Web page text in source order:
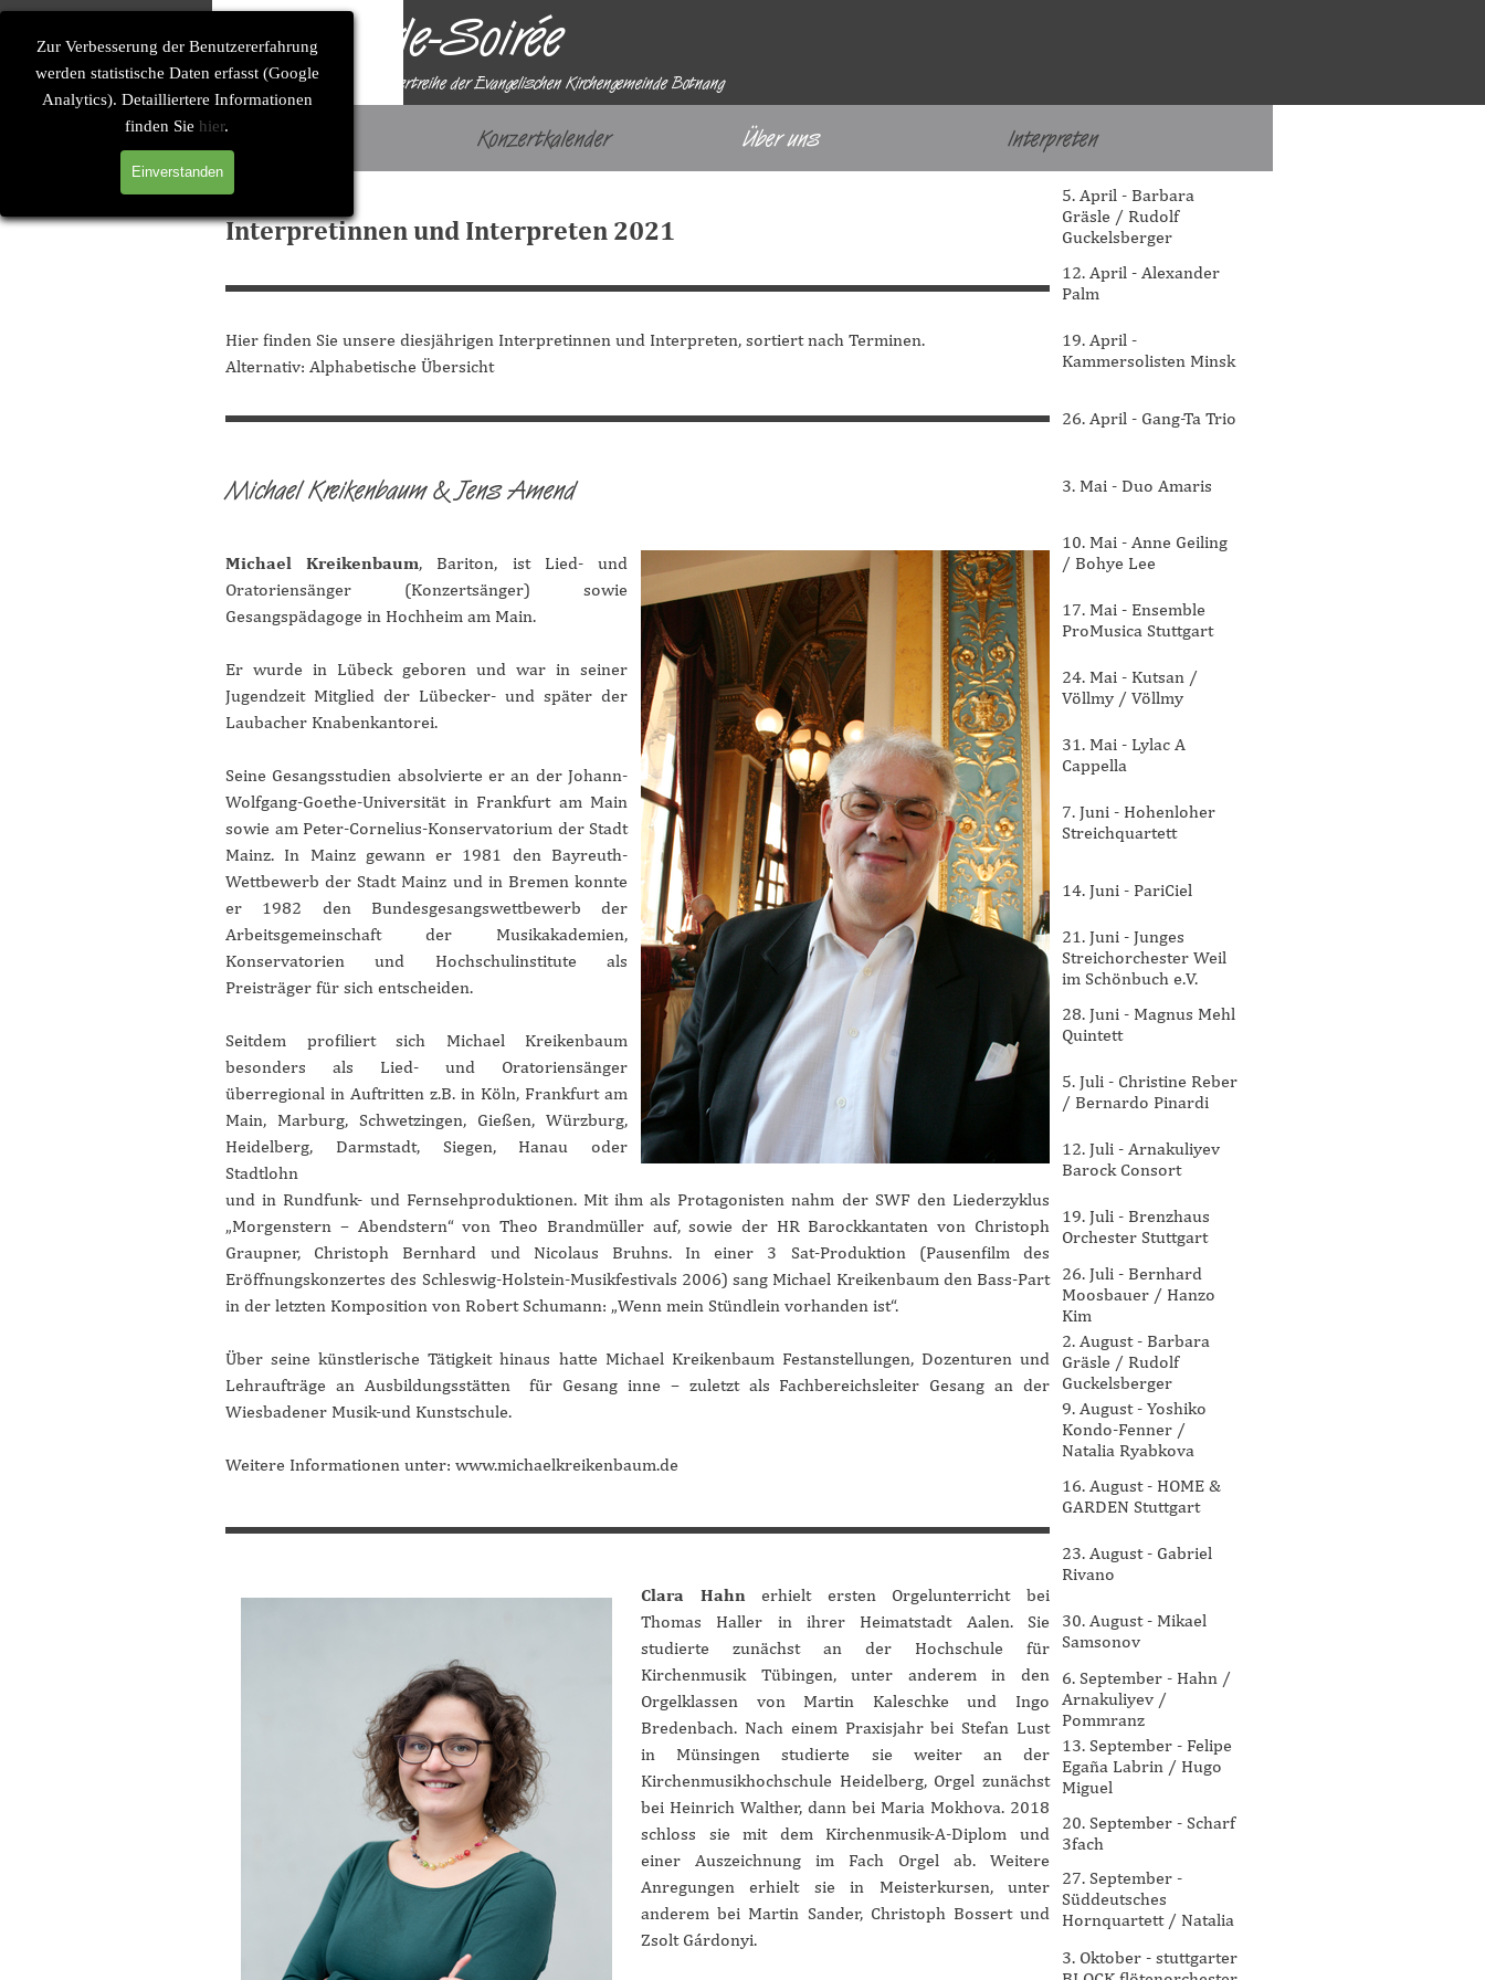
Zur Verbesserung der Benutzererfahrung
werden statistische Daten erfasst (Google
Analytics). Detailliertere Informationen
finden Sie hier.
Einverstanden
Direkt zum Seiteninhalt Solitude-Soirée
Menü überspringen
Startseite Konzertkalender Über uns Interpreten
Eine Konzertreihe der Evangelischen Kirchengemeinde Botnang
Interpretinnen und Interpreten 2021
Hier finden Sie unsere diesjährigen Interpretinnen und Interpreten, sortiert nach Terminen.
Alternativ:Alphabetische Übersicht
Michael Kreikenbaum & Jens Amend
Michael Kreikenbaum, Bariton, ist Lied- und
Oratoriensänger (Konzertsänger) sowie
Gesangspädagoge in Hochheim am Main.
Er wurde in Lübeck geboren und war in seiner
Jugendzeit Mitglied der Lübecker- und später der
Laubacher Knabenkantorei.
Seine Gesangsstudien absolvierte er an der Johann-
Wolfgang-Goethe-Universität in Frankfurt am Main
sowie am Peter-Cornelius-Konservatorium der Stadt
Mainz. In Mainz gewann er 1981 den Bayreuth-
Wettbewerb der Stadt Mainz und in Bremen konnte
er 1982 den Bundesgesangswettbewerb der
Arbeitsgemeinschaft der Musikakademien,
Konservatorien und Hochschulinstitute als
Preisträger für sich entscheiden.
Seitdem profiliert sich Michael Kreikenbaum
besonders als Lied- und Oratoriensänger
überregional in Auftritten z.B. in Köln, Frankfurt am
Main, Marburg, Schwetzingen, Gießen, Würzburg,
Heidelberg, Darmstadt, Siegen, Hanau oder
Stadtlohn
und in Rundfunk- und Fernsehproduktionen. Mit ihm als Protagonisten nahm der SWF den Liederzyklus
„Morgenstern – Abendstern“ von Theo Brandmüller auf, sowie der HR Barockkantaten von Christoph
Graupner, Christoph Bernhard und Nicolaus Bruhns. In einer 3 Sat-Produktion (Pausenfilm des
Eröffnungskonzertes des Schleswig-Holstein-Musikfestivals 2006) sang Michael Kreikenbaum den Bass-Part
in der letzten Komposition von Robert Schumann: „Wenn mein Stündlein vorhanden ist“.
Über seine künstlerische Tätigkeit hinaus hatte Michael Kreikenbaum Festanstellungen, Dozenturen und
Lehraufträge an Ausbildungsstätten für Gesang inne – zuletzt als Fachbereichsleiter Gesang an der
Wiesbadener Musik-und Kunstschule.
Weitere Informationen unter: www.michaelkreikenbaum.de
Clara Hahn
erhielt ersten Orgelunterricht bei
Thomas Haller in ihrer Heimatstadt Aalen. Sie
studierte zunächst an der Hochschule für
Kirchenmusik Tübingen, unter anderem in den
Orgelklassen von Martin Kaleschke und Ingo
Bredenbach. Nach einem Praxisjahr bei Stefan Lust
in Münsingen studierte sie weiter an der
Kirchenmusikhochschule Heidelberg, Orgel zunächst
bei Heinrich Walther, dann bei Maria Mokhova. 2018
schloss sie mit dem Kirchenmusik-A-Diplom und
einer Auszeichnung im Fach Orgel ab. Weitere
Anregungen erhielt sie in Meisterkursen, unter
anderem bei Martin Sander, Christoph Bossert und
Zsolt Gárdonyi.
Menü überspringen
5. April - Barbara
Gräsle / Rudolf
Guckelsberger
12. April - Alexander
Palm
19. April -
Kammersolisten Minsk
26. April - Gang-Ta Trio
3. Mai - Duo Amaris
10. Mai - Anne Geiling
/ Bohye Lee
17. Mai - Ensemble
ProMusica Stuttgart
24. Mai - Kutsan /
Völlmy / Völlmy
31. Mai - Lylac A
Cappella
7. Juni - Hohenloher
Streichquartett
14. Juni - PariCiel
21. Juni - Junges
Streichorchester Weil
im Schönbuch e.V.
28. Juni - Magnus Mehl
Quintett
5. Juli - Christine Reber
/ Bernardo Pinardi
12. Juli - Arnakuliyev
Barock Consort
19. Juli - Brenzhaus
Orchester Stuttgart
26. Juli - Bernhard
Moosbauer / Hanzo
Kim
2. August - Barbara
Gräsle / Rudolf
Guckelsberger
9. August - Yoshiko
Kondo-Fenner /
Natalia Ryabkova
16. August - HOME &
GARDEN Stuttgart
23. August - Gabriel
Rivano
30. August - Mikael
Samsonov
6. September - Hahn /
Arnakuliyev /
Pommranz
13. September - Felipe
Egaña Labrin / Hugo
Miguel
20. September - Scharf
3fach
27. September -
Süddeutsches
Hornquartett / Natalia
3. Oktober - stuttgarter